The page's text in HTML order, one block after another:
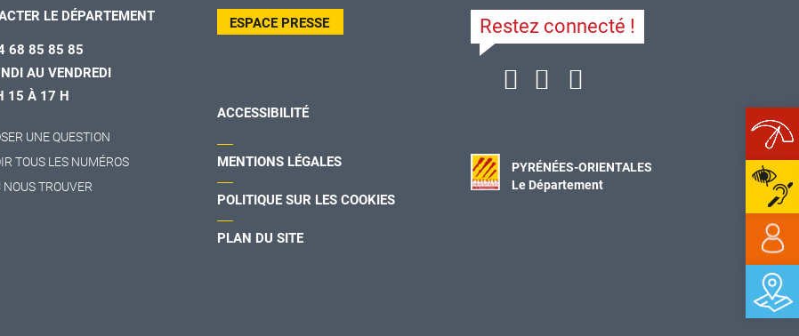
LE DÉPARTEMENT
68 85 85 85
AU VENDREDI
15 À 17 H
UNE QUESTION
TOUS LES NUMÉROS
NOUS TROUVER
ESPACE PRESSE
ACCESSIBILITÉ
MENTIONS LÉGALES
POLITIQUE SUR LES COOKIES
PLAN DU SITE
Restez connecté !
PYRÉNÉES-ORIENTALES
Le Département